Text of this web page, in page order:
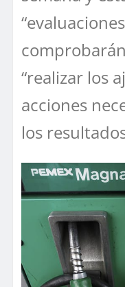
“realizar los
acciones
los